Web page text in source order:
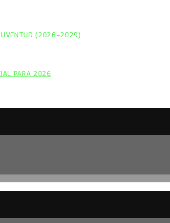
JUVENTUD (2026–2029).
PARA 2026